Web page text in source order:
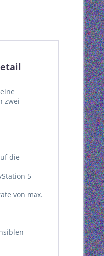
zwei
die
5
von max.